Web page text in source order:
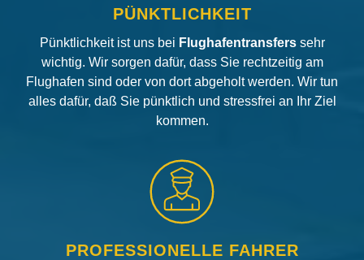
PÜNKTLICHKEIT
Pünktlichkeit ist uns bei Flughafentransfers sehr
wichtig. Wir sorgen dafür, dass Sie rechtzeitig am
Flughafen sind oder von dort abgeholt werden. Wir tun
alles dafür, daß Sie pünktlich und stressfrei an Ihr Ziel
kommen.
PROFESSIONELLE FAHRER